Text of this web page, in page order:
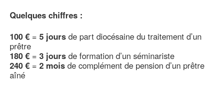
Quelques chiffres :
100 € = 5 jours de part diocésaine du traitement d’un
prêtre
180 € = 3 jours de formation d’un séminariste
240 € = 2 mois de complément de pension d’un prêtre
aîné